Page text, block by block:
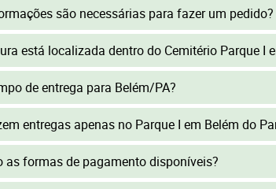
são necessárias para fazer um pedido?
está localizada dentro do Cemitério Parque I
de entrega para Belém/PA?
entregas apenas no Parque I em Belém do
as formas de pagamento disponíveis?